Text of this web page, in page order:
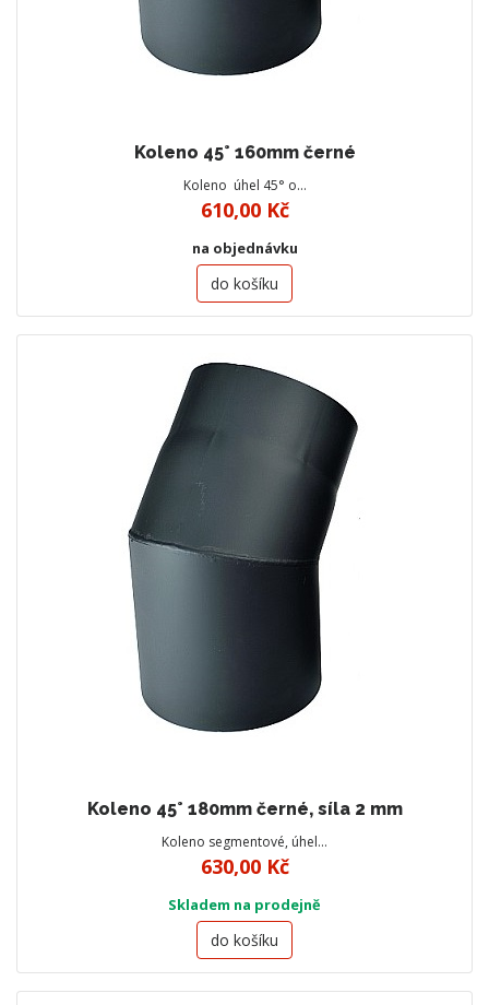
Koleno 45° 160mm černé
Koleno úhel 45° o…
610,00 Kč
na objednávku
do košíku
Koleno 45° 180mm černé, síla 2 mm
Koleno segmentové, úhel…
630,00 Kč
Skladem na prodejně
do košíku